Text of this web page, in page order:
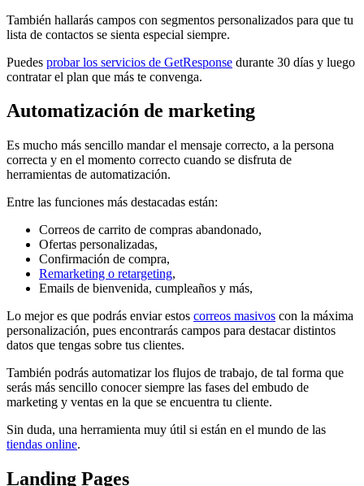
También hallarás campos con segmentos personalizados para que tu
lista de contactos se sienta especial siempre.
Puedes probar los servicios de GetResponse durante 30 días y luego
contratar el plan que más te convenga.
Automatización de marketing
Es mucho más sencillo mandar el mensaje correcto, a la persona
correcta y en el momento correcto cuando se disfruta de
herramientas de automatización.
Entre las funciones más destacadas están:
Correos de carrito de compras abandonado,
Ofertas personalizadas,
Confirmación de compra,
Remarketing o retargeting,
Emails de bienvenida, cumpleaños y más,
Lo mejor es que podrás enviar estos correos masivos con la máxima
personalización, pues encontrarás campos para destacar distintos
datos que tengas sobre tus clientes.
También podrás automatizar los flujos de trabajo, de tal forma que
serás más sencillo conocer siempre las fases del embudo de
marketing y ventas en la que se encuentra tu cliente.
Sin duda, una herramienta muy útil si están en el mundo de las
tiendas online.
Landing Pages